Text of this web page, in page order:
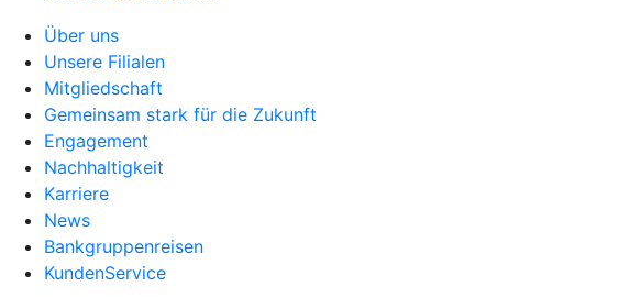
Über uns
Unsere Filialen
Mitgliedschaft
Gemeinsam stark für die Zukunft
Engagement
Nachhaltigkeit
Karriere
News
Bankgruppenreisen
KundenService